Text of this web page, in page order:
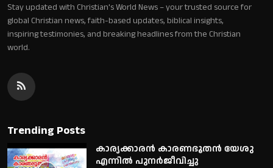
Stay updated with Christian's World News – your trusted source for
global Christian news, faith-based updates, biblical insights,
inspiring testimonies, and breaking headlines from the Christian
world.
Trending Posts
കാര്യക്കാരൻ കാരണഭൂതൻ യേശു
എന്നിൽ പുനർജീവിച്ചു